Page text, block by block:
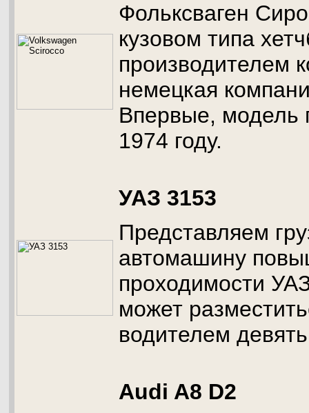
Фольксваген
кузовом типа
производителем
немецкая
Впервые, модель
1974 году.
УАЗ 3153
Представляем
автомашину
проходимости
может
водителем
Audi A8 D2